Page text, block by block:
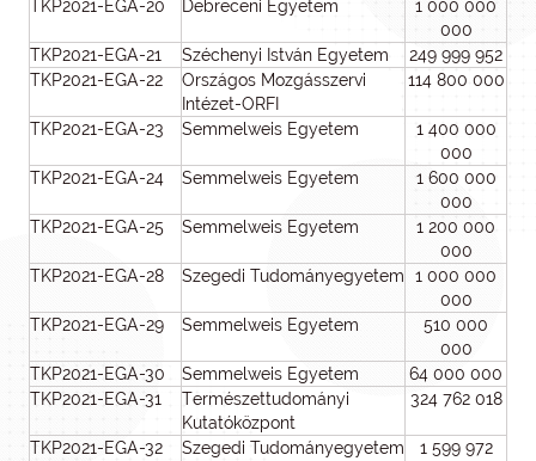
TKP2021-EGA-20 Debreceni Egyetem
1 000 000
000
TKP2021-EGA-21
Széchenyi István Egyetem
249 999 952
TKP2021-EGA-22
Országos Mozgásszervi
Intézet-ORFI
114 800 000
TKP2021-EGA-23 Semmelweis Egyetem
1 400 000
000
TKP2021-EGA-24
Semmelweis Egyetem
1 600 000
000
TKP2021-EGA-25
Semmelweis Egyetem
1 200 000
000
TKP2021-EGA-28
Szegedi Tudományegyetem
1 000 000
000
TKP2021-EGA-29
Semmelweis Egyetem
510 000
000
TKP2021-EGA-30
Semmelweis Egyetem
64 000 000
TKP2021-EGA-31
Természettudományi
Kutatóközpont
324 762 018
TKP2021-EGA-32 Szegedi Tudományegyetem
1 599 972